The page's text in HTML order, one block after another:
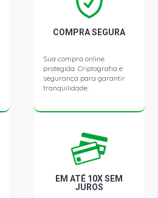
COMPRA SEGURA
Sua compra online
protegida. Criptografia e
segurança para garantir
tranquilidade.
EM ATÉ 10X SEM
JUROS